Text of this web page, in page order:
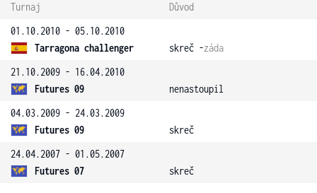
Turnaj
Důvod
01.10.2010 - 05.10.2010
Tarragona challenger
skreč -záda
21.10.2009 - 16.04.2010
Futures 09
nenastoupil
04.03.2009 - 24.03.2009
Futures 09
skreč
24.04.2007 - 01.05.2007
Futures 07
skreč